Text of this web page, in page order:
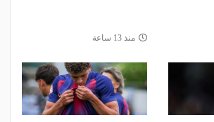
منذ 13 ساعة